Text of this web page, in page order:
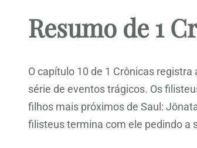
Resumo de 1
O capítulo 10 de 1 Crônicas
série de eventos trágicos. Os
filhos mais próximos de Saul:
filisteus termina com ele pedindo a